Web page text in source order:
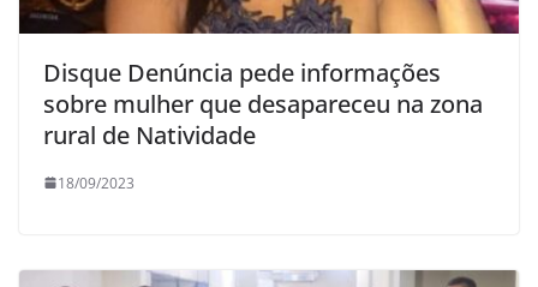
Disque Denúncia pede informações
sobre mulher que desapareceu na zona
rural de Natividade
18/09/2023